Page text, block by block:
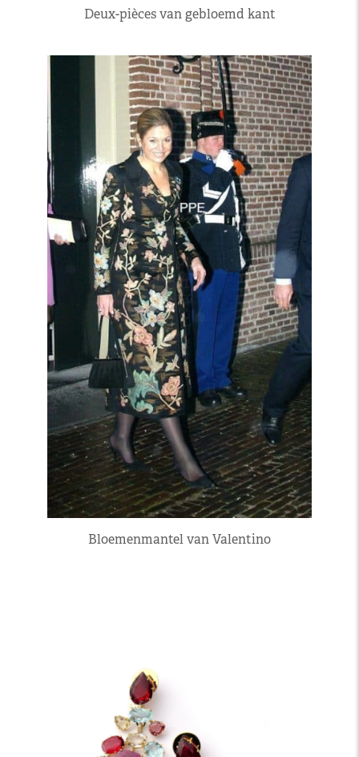
Deux-pièces van gebloemd kant
Bloemenmantel van Valentino